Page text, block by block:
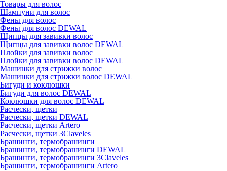
Товары для волос
Шампуни для волос
Фены для волос
Фены для волос DEWAL
Щипцы для завивки волос
Щипцы для завивки волос DEWAL
Плойки для завивки волос
Плойки для завивки волос DEWAL
Машинки для стрижки волос
Машинки для стрижки волос DEWAL
Бигуди и коклюшки
Бигуди для волос DEWAL
Коклюшки для волос DEWAL
Расчески, щетки
Расчески, щетки DEWAL
Расчески, щетки Artero
Расчески, щетки 3Claveles
Брашинги, термобрашинги
Брашинги, термобрашинги DEWAL
Брашинги, термобрашинги 3Claveles
Брашинги, термобрашинги Artero